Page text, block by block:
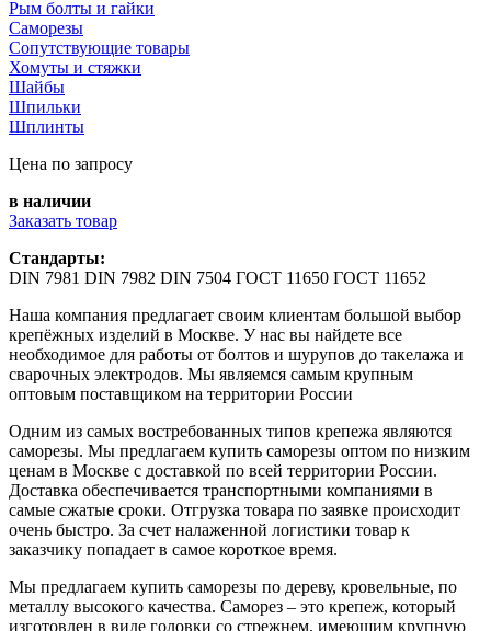
Рым болты и гайки
Саморезы
Сопутствующие товары
Хомуты и стяжки
Шайбы
Шпильки
Шплинты
Цена по запросу
в наличии
Заказать товар
Стандарты:
DIN 7981 DIN 7982 DIN 7504 ГОСТ 11650 ГОСТ 11652
Наша компания предлагает своим клиентам большой выбор
крепёжных изделий в Москве. У нас вы найдете все
необходимое для работы от болтов и шурупов до такелажа и
сварочных электродов. Мы являемся самым крупным
оптовым поставщиком на территории России
Одним из самых востребованных типов крепежа являются
саморезы. Мы предлагаем купить саморезы оптом по низким
ценам в Москве с доставкой по всей территории России.
Доставка обеспечивается транспортными компаниями в
самые сжатые сроки. Отгрузка товара по заявке происходит
очень быстро. За счет налаженной логистики товар к
заказчику попадает в самое короткое время.
Мы предлагаем купить саморезы по дереву, кровельные, по
металлу высокого качества. Саморез – это крепеж, который
изготовлен в виде головки со стрежнем, имеющим крупную